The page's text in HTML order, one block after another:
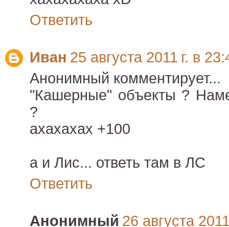
Ответить
Иван 25 августа 2011 г. в
Анонимный комментирует...
"Кашерные" объекты ?
?
ахахахах +100
а и Лис... ответь там в ЛС
Ответить
Анонимный 26 августа